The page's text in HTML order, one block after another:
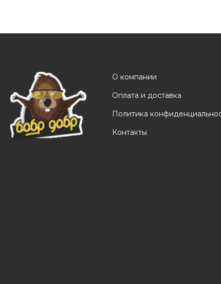
О компании
Оплата и доставка
Политика
Контакты